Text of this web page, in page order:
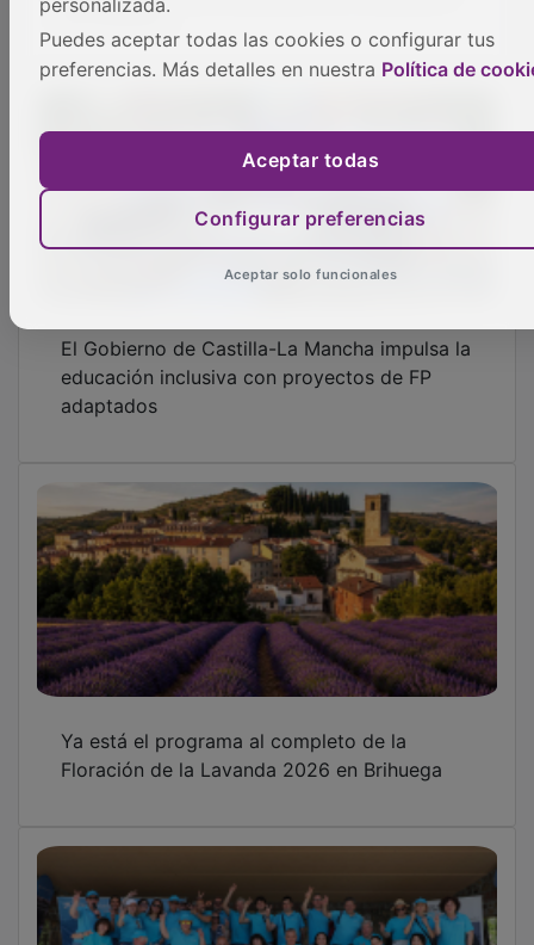
Ya está el programa al completo de la
Floración de la Lavanda 2026 en Brihuega
Voluntariado CaixaBank moviliza a 600
voluntarios y beneficia a 3.500 personas en
situación de vulnerabilidad en Castilla-La
Mancha en una edición récord del ‘Mes
GUADA TV MEDIA
Puedes aceptar todas las cookies o configurar tus
preferencias. Más detalles en nuestra Política de
Aceptar todas
Configurar preferencias
Aceptar solo funcionales